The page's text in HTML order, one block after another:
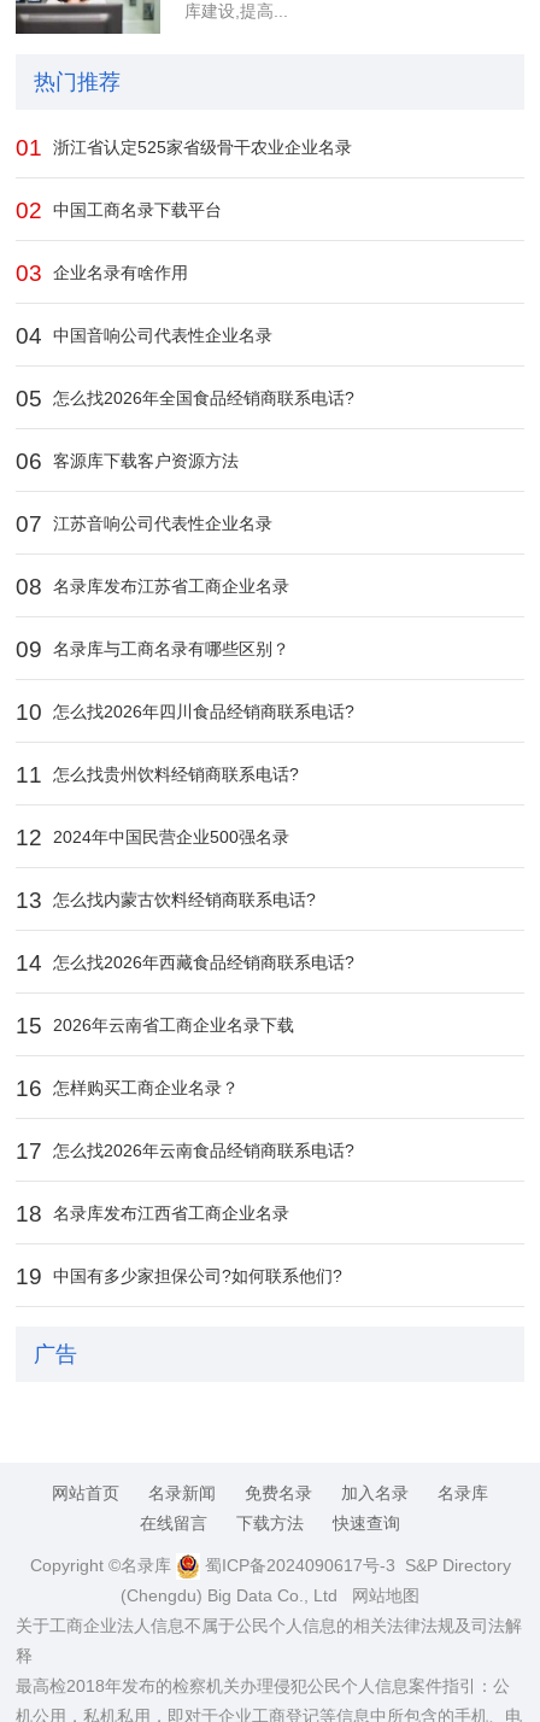
库建设,提高...
热门推荐
01 浙江省认定525家省级骨干农业企业​名录
02 中国工商名录下载平台
03 企业名录有啥作用
04 中国音响公司代表性企业名录
05 怎么找2026年全国食品经销商联系电话?
06 客源库下载客户资源方法
07 江苏音响公司代表性企业名录
08 名录库发布江苏省工商企业名录
09 名录库与工商名录有哪些区别？
10 怎么找2026年四川食品经销商联系电话?
11 怎么找贵州饮料经销商联系电话?
12 2024年中国民营企业500强名录
13 怎么找内蒙古饮料经销商联系电话?
14 怎么找2026年西藏食品经销商联系电话?
15 2026年云南省工商企业名录下载
16 怎样购买工商企业名录？
17 怎么找2026年云南食品经销商联系电话?
18 名录库发布江西省工商企业名录
19 中国有多少家担保公司?如何联系他们?
广告
网站首页 名录新闻 免费名录 加入名录
名录库
在线留言
下载方法 快速查询
Copyright ©名录库 蜀ICP备2024090617号-3 S&P Directory
(Chengdu) Big Data Co., Ltd
网站地图
关于工商企业法人信息不属于公民个人信息的相关法律法规及司法解
释
最高检2018年发布的检察机关办理侵犯公民个人信息案件指引：公
机公用，私机私用，即对于企业工商登记等信息中所包含的手机、电